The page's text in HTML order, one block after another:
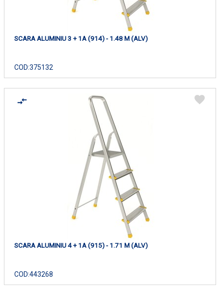
SCARA ALUMINIU 3 + 1A (914) - 1.48 M (ALV)
COD:375132
SCARA ALUMINIU 4 + 1A (915) - 1.71 M (ALV)
COD:443268